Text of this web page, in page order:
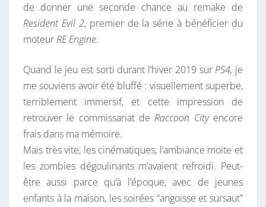
de donner une seconde chance au remake de
Resident Evil 2, premier de la série à bénéficier du
moteurRE Engine.
Quand le jeu est sorti durant l’hiver 2019 surPS4, je
me souviens avoir été bluffé : visuellement superbe,
terriblement immersif, et cette impression de
retrouver le commissariat deRaccoon Cityencore
frais dans ma mémoire.
Mais très vite, les cinématiques, l’ambiance moite et
les zombies dégoulinants m’avaient refroidi. Peut-
être aussi parce qu’à l’époque, avec de jeunes
enfants à la maison, les soirées “angoisse et sursaut”